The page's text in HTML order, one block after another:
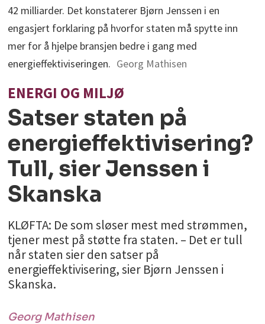
42 milliarder. Det konstaterer Bjørn Jenssen i en
engasjert forklaring på hvorfor staten må spytte inn
mer for å hjelpe bransjen bedre i gang med
energieffektiviseringen. Georg Mathisen
ENERGI OG MILJØ
Satser staten på
energieffektivisering?
Tull, sier Jenssen i
Skanska
KLØFTA: De som sløser mest med strømmen,
tjener mest på støtte fra staten. – Det er tull
når staten sier den satser på
energieffektivisering, sier Bjørn Jenssen i
Skanska.
Georg Mathisen